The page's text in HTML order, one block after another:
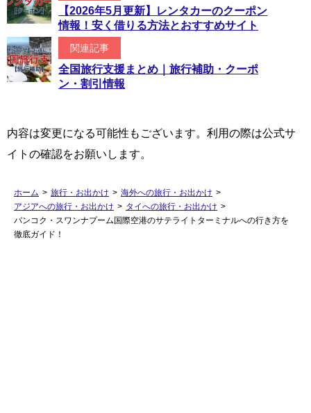
【2026年5月更新】レンタカーのクーポン
情報！安く借りる方法とおすすめサイト
関連記事
全国旅行支援まとめ｜旅行補助・クーポ
ン・割引情報
内容は変更になる可能性もございます。利用の際は公式サ
イトの確認をお願いします。
ホーム > 旅行・お出かけ > 海外への旅行・お出かけ >
アジアへの旅行・お出かけ > タイへの旅行・お出かけ >
バンコク・スワンナプーム国際空港のサテライトターミナルへの行き方を
徹底ガイド！